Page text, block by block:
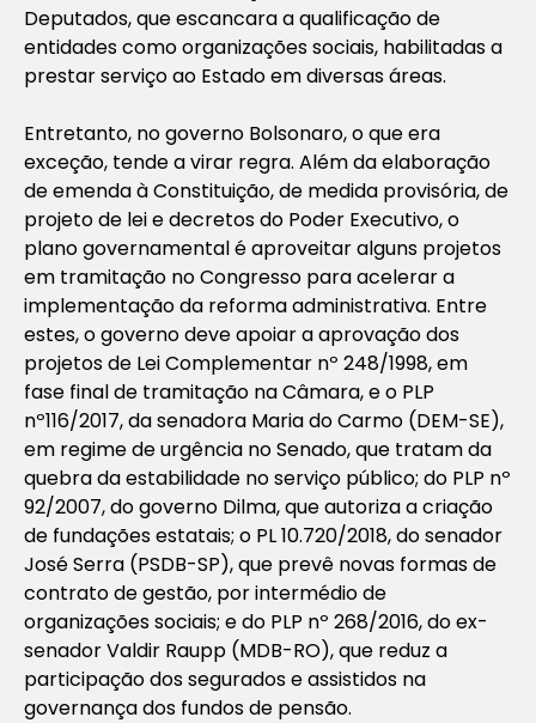
Deputados, que escancara a qualificação de
entidades como organizações sociais, habilitadas a
prestar serviço ao Estado em diversas áreas.
Entretanto, no governo Bolsonaro, o que era
exceção, tende a virar regra. Além da elaboração
de emenda à Constituição, de medida provisória, de
projeto de lei e decretos do Poder Executivo, o
plano governamental é aproveitar alguns projetos
em tramitação no Congresso para acelerar a
implementação da reforma administrativa. Entre
estes, o governo deve apoiar a aprovação dos
projetos de Lei Complementar nº 248/1998, em
fase final de tramitação na Câmara, e o PLP
nº116/2017, da senadora Maria do Carmo (DEM-SE),
em regime de urgência no Senado, que tratam da
quebra da estabilidade no serviço público; do PLP nº
92/2007, do governo Dilma, que autoriza a criação
de fundações estatais; o PL 10.720/2018, do senador
José Serra (PSDB-SP), que prevê novas formas de
contrato de gestão, por intermédio de
organizações sociais; e do PLP nº 268/2016, do ex-
senador Valdir Raupp (MDB-RO), que reduz a
participação dos segurados e assistidos na
governança dos fundos de pensão.